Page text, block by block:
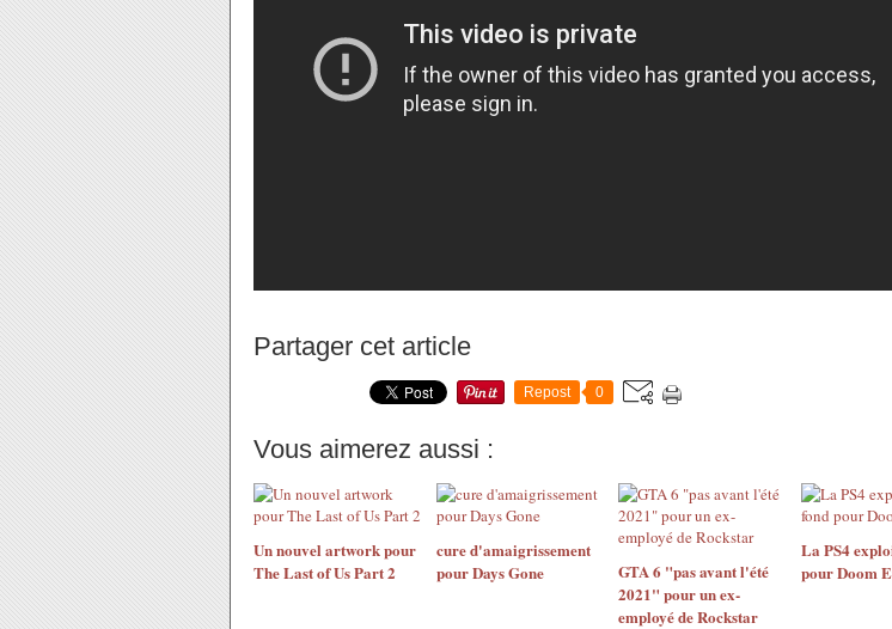
Partager cet article
Repost 0
Vous aimerez aussi :
Un nouvel artwork pour
The Last of Us Part 2
cure d'amaigrissement
pour Days Gone
GTA 6 "pas avant l'été
2021" pour un ex-
employé de Rockstar
La PS4
pour Doom